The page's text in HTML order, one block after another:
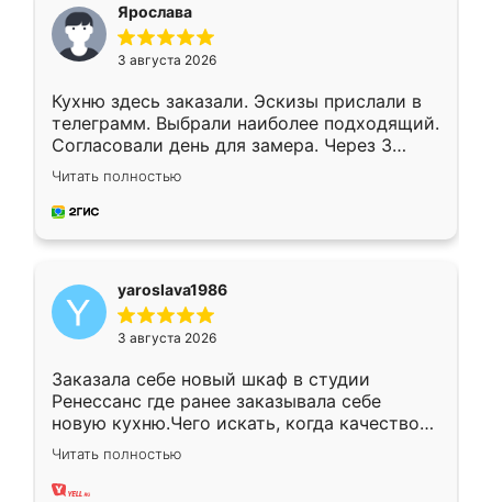
Ярослава
3 августа 2026
Кухню здесь заказали. Эскизы прислали в
телеграмм. Выбрали наиболее подходящий.
Согласовали день для замера. Через 3
недели кухня была уже готова. Остались
довольны работой. Спасибо Ренессанс
мебель за качественную работу!
Читать полностью
yaroslava1986
3 августа 2026
Заказала себе новый шкаф в студии
Ренессанс где ранее заказывала себе
новую кухню.Чего искать, когда качеством
вполне довольна. Служит кухня уже почти
два года, нареканий нет.
Читать полностью